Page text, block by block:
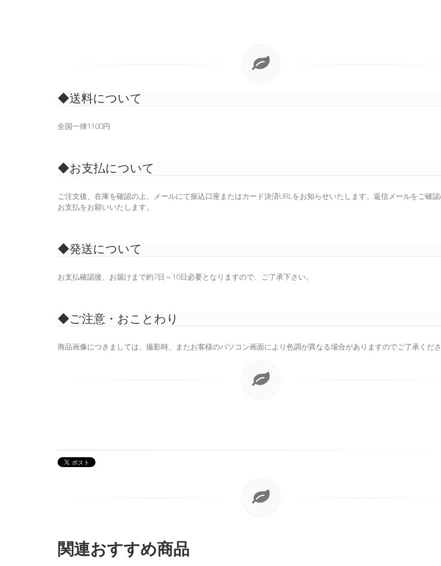
◆送料について
全国一律1100円
◆お支払について
ご注文後、在庫を確認の上、メールにて振込口座またはカード決済URLをお知らせいたします。返信メールをご確
お支払をお願いいたします。
◆発送について
お支払確認後、お届けまで約7日～10日必要となりますので、ご了承下さい。
◆ご注意・おことわり
商品画像につきましては、撮影時、またお客様のパソコン画面により色調が異なる場合がありますのでご了承くだ
関連おすすめ商品